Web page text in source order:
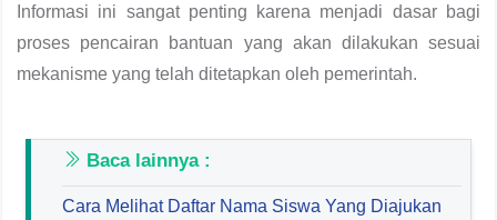
Informasi ini sangat penting karena menjadi dasar bagi
proses pencairan bantuan yang akan dilakukan sesuai
mekanisme yang telah ditetapkan oleh pemerintah.
Baca lainnya :
Cara Melihat Daftar Nama Siswa Yang Diajukan